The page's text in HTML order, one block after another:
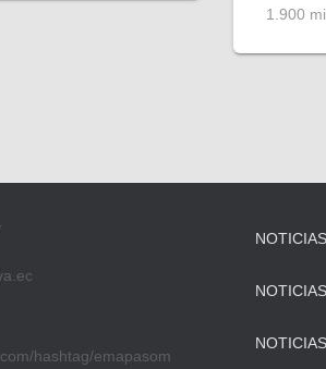
1.900
hashtag/emapasom